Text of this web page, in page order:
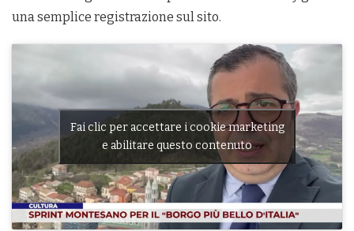
una semplice registrazione sul sito.
Fai clic per accettare i cookie marketing
e abilitare questo contenuto